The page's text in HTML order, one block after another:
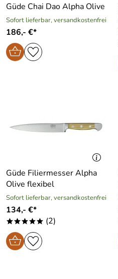
Güde Chai Dao Alpha Olive
Sofort lieferbar, versandkostenfrei
186,- €*
Güde Filiermesser Alpha
Olive flexibel
Sofort lieferbar, versandkostenfrei
134,- €*
***** (2)